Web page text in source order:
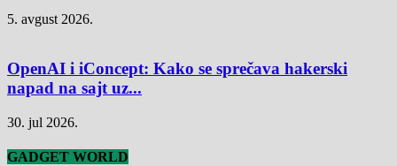
5. avgust 2026.
OpenAI i iConcept: Kako se sprečava hakerski
napad na sajt uz...
30. jul 2026.
GADGET WORLD